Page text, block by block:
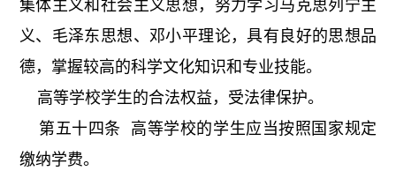
集体主义和社会主义思想，努力学习马克思列宁主
义、毛泽东思想、邓小平理论，具有良好的思想品
德，掌握较高的科学文化知识和专业技能。
高等学校学生的合法权益，受法律保护。
第五十四条 高等学校的学生应当按照国家规定
缴纳学费。